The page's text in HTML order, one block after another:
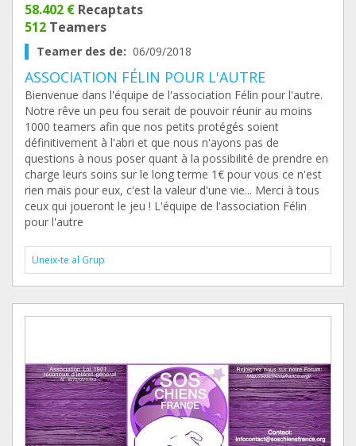
58.402 € Recaptats
512 Teamers
Teamer des de: 06/09/2018
ASSOCIATION FÉLIN POUR L'AUTRE
Bienvenue dans l'équipe de l'association Félin pour l'autre.
Notre rêve un peu fou serait de pouvoir réunir au moins
1000 teamers afin que nos petits protégés soient
définitivement à l'abri et que nous n'ayons pas de
questions à nous poser quant à la possibilité de prendre en
charge leurs soins sur le long terme 1€ pour vous ce n'est
rien mais pour eux, c'est la valeur d'une vie... Merci à tous
ceux qui joueront le jeu ! L'équipe de l'association Félin
pour l'autre
Uneix-te al Grup